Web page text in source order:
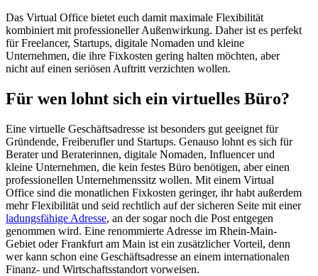
Das Virtual Office bietet euch damit maximale Flexibilität
kombiniert mit professioneller Außenwirkung. Daher ist es perfekt
für Freelancer, Startups, digitale Nomaden und kleine
Unternehmen, die ihre Fixkosten gering halten möchten, aber
nicht auf einen seriösen Auftritt verzichten wollen.
Für wen lohnt sich ein virtuelles Büro?
Eine virtuelle Geschäftsadresse ist besonders gut geeignet für
Gründende, Freiberufler und Startups. Genauso lohnt es sich für
Berater und Beraterinnen, digitale Nomaden, Influencer und
kleine Unternehmen, die kein festes Büro benötigen, aber einen
professionellen Unternehmenssitz wollen. Mit einem Virtual
Office sind die monatlichen Fixkosten geringer, ihr habt außerdem
mehr Flexibilität und seid rechtlich auf der sicheren Seite mit einer
ladungsfähige Adresse, an der sogar noch die Post entgegen
genommen wird. Eine renommierte Adresse im Rhein-Main-
Gebiet oder Frankfurt am Main ist ein zusätzlicher Vorteil, denn
wer kann schon eine Geschäftsadresse an einem internationalen
Finanz- und Wirtschaftsstandort vorweisen.